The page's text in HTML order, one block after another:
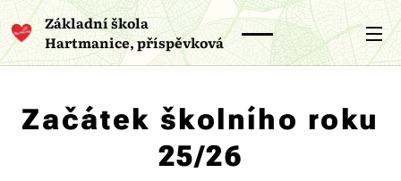
Základní škola
Hartmanice, příspěvková
organizace
Začátek školního roku
25/26